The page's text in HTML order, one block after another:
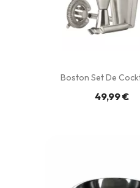
Boston Set De
49,99 €